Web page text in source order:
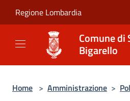
Regione Lombardia
Comune di
Bigarello
Home > Amministrazione >